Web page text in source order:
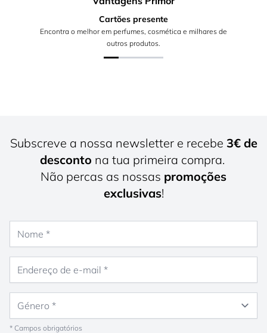
Cartões presente
Encontra o melhor em perfumes, cosmética e milhares de
outros produtos.
Subscreve a nossa newsletter e recebe 3€ de
desconto na tua primeira compra.
Não percas as nossas promoções
exclusivas!
* Campos obrigatórios